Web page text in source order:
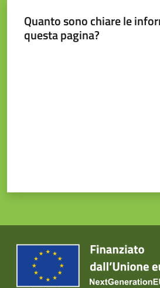
Quanto sono chiare le
questa pagina?